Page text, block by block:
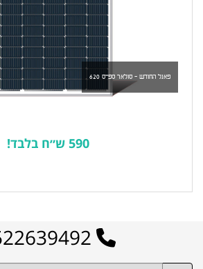
פאנל החודש - סולאר ספייס 620
590 ש״ח בלבד!